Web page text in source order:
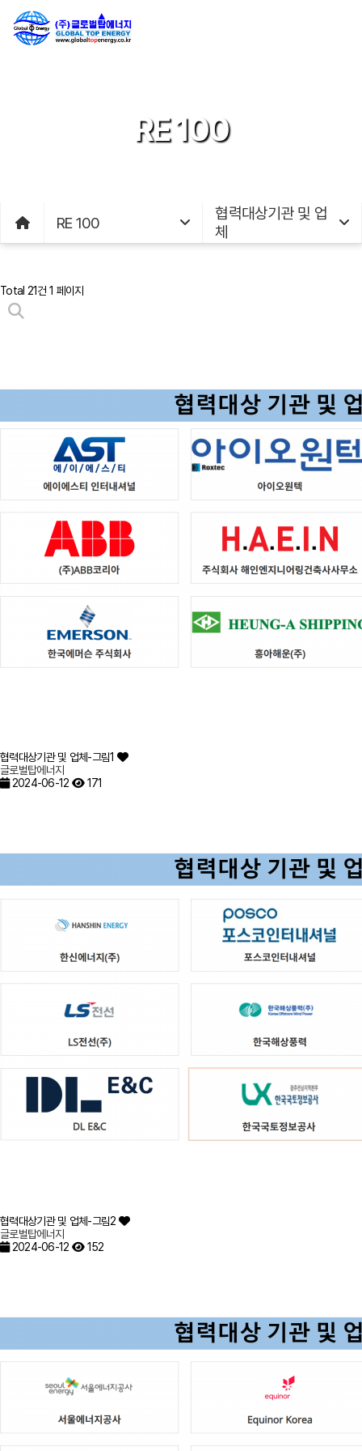
RE 100
RE 100
협력대상기관 및 업
체
Total 21건 1 페이지
협력대상기관 및 업체-그림1
글로벌탑에너지
2024-06-12
171
협력대상기관 및 업체-그림2
글로벌탑에너지
2024-06-12
152